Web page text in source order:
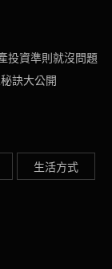
投資準則就沒問題
訣大公開
生活方式